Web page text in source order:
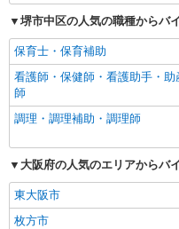
くの歴史スポットがあるほか、
の生産は現在も全国トップシェ
る深井だんじり祭りは、だんじ
まわし」を夜間にも行うことで
す。
堺市中区の人気の職種からバ
保育士・保育補助
看護師・保健師・看護助手・助
師
調理・調理補助・調理師
大阪府の人気のエリアからバ
東大阪市
枚方市